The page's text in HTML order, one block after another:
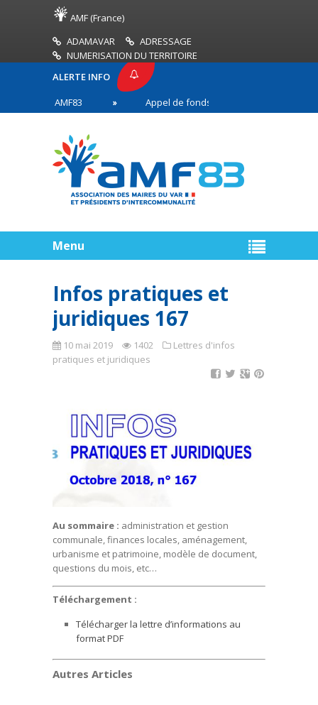
AMF (France)
ADAMAVAR
ADRESSAGE
NUMERISATION DU TERRITOIRE
ALERTE INFO
AMF83
Appel de fonds incendies de forêt
en première ligne
Menu
Infos pratiques et
juridiques 167
10 mai 2019 1402
Lettres d'infos
pratiques et juridiques
Au sommaire : administration et gestion
communale, finances locales, aménagement,
urbanisme et patrimoine, modèle de document,
questions du mois, etc…
Téléchargement :
Télécharger la lettre d’informations au
format PDF
Autres Articles